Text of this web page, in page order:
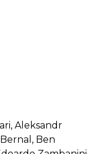
Aleksandr
Ben